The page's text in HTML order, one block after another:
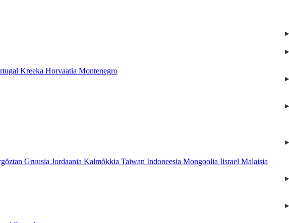
Kreeka Horvaatia Montenegro
Gruusia Jordaania Kalmõkkia Taiwan Indoneesia Mongoolia Iisrael Malaisia